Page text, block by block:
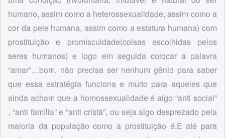
humano, assim como a heterossexualidade, assim como a
cor da pele humana, assim como a estatura humana) com
prostituição e promiscuidade(coisas escolhidas pelos
seres humanos) e logo em seguida colocar a palavra
“amar”…bom, não precisa ser nenhum gênio para saber
que essa estratégia funciona e muito para aqueles que
ainda acham que a homossexualidade é algo “anti social”
, “anti família” e “anti cristã”, ou seja algo desprezado pela
maioria da população como a prostituição é.E até para